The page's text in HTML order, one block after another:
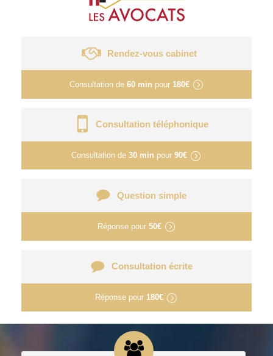
Rendez-vous cabinet
Consultation de 60 min pour 180€
Consultation téléphonique
Consultation de 30 min pour 90€
Question simple
Réponse pour 50€
Consultation écrite
Réponse pour 180€